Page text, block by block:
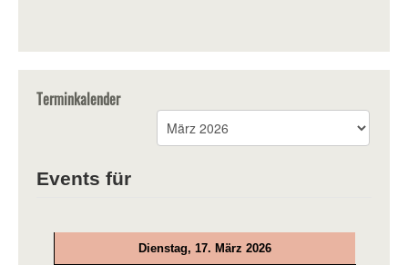
Terminkalender
Events für
Dienstag, 17. März 2026